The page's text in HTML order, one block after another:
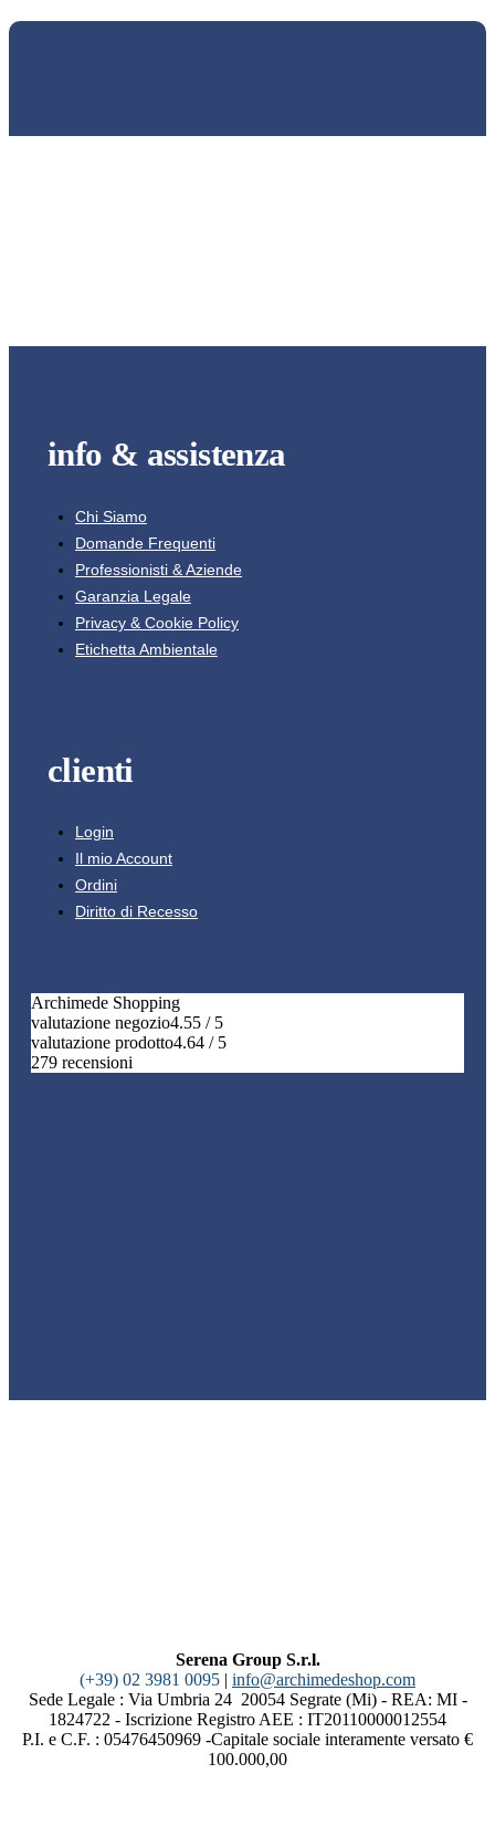
info & assistenza
Chi Siamo
Domande Frequenti
Professionisti & Aziende
Garanzia Legale
Privacy & Cookie Policy
Etichetta Ambientale
clienti
Login
Il mio Account
Ordini
Diritto di Recesso
Archimede Shopping
valutazione negozio4.55 / 5
valutazione prodotto4.64 / 5
279 recensioni
Serena Group S.r.l.
(+39) 02 3981 0095 | info@archimedeshop.com
Sede Legale : Via Umbria 24 20054 Segrate (Mi) - REA: MI -
1824722 - Iscrizione Registro AEE : IT20110000012554
P.I. e C.F. : 05476450969 -Capitale sociale interamente versato €
100.000,00